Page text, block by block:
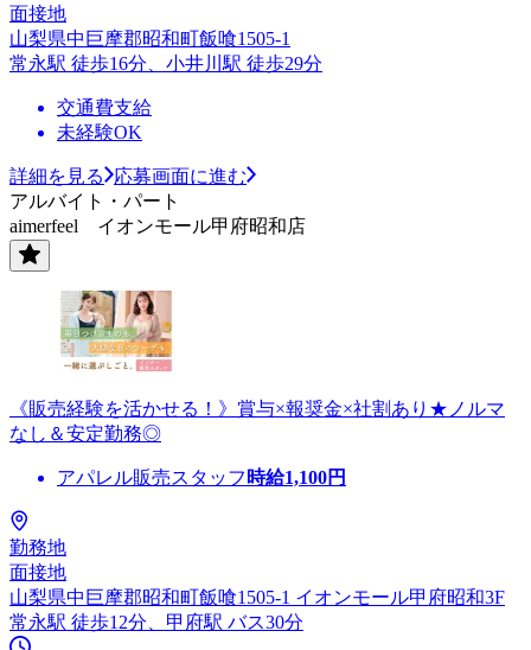
面接地
山梨県中巨摩郡昭和町飯喰1505-1
常永駅 徒歩16分、小井川駅 徒歩29分
交通費支給
未経験OK
詳細を見る
応募画面に進む
アルバイト・パート
aimerfeel イオンモール甲府昭和店
《販売経験を活かせる！》賞与×報奨金×社割あり★ノルマ
なし＆安定勤務◎
アパレル販売スタッフ 時給1,100円
勤務地
面接地
山梨県中巨摩郡昭和町飯喰1505-1 イオンモール甲府昭和3F
常永駅 徒歩12分、甲府駅 バス30分